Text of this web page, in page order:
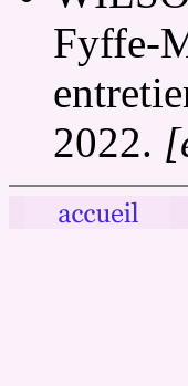
Fyffe-
2022.